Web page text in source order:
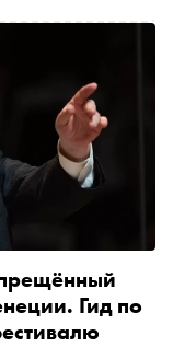
Гид по